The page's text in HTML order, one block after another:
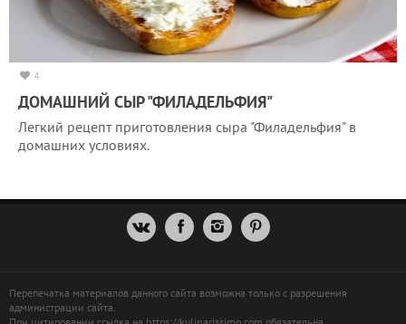
4
ДОМАШНИЙ СЫР "ФИЛАДЕЛЬФИЯ"
Легкий рецепт приготовления сыра "Филадельфия" в
домашних условиях.
Перепечатка материалов данного сайта возможна только с разрешения
администрации сайта.